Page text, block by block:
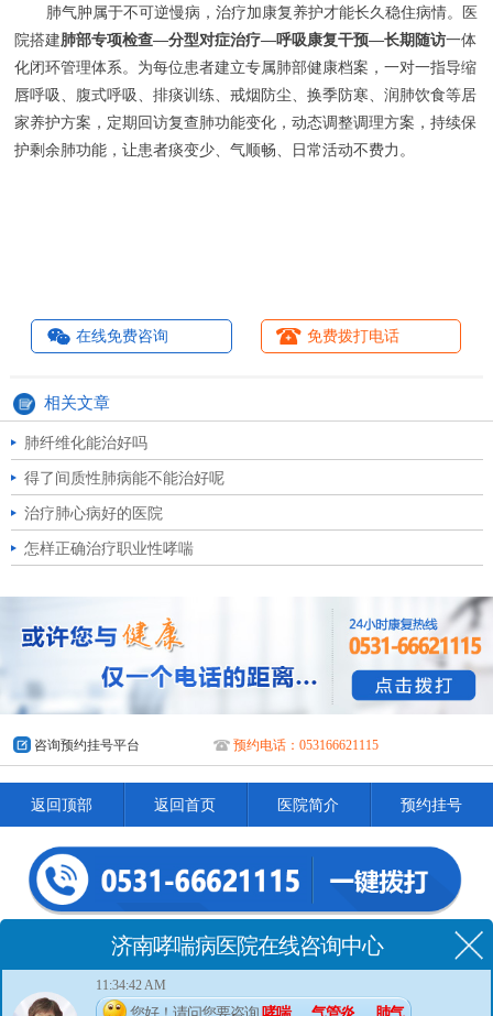
肺气肿属于不可逆慢病，治疗加康复养护才能长久稳住病情。医
院搭建肺部专项检查—分型对症治疗—呼吸康复干预—长期随访一体
化闭环管理体系。为每位患者建立专属肺部健康档案，一对一指导缩
唇呼吸、腹式呼吸、排痰训练、戒烟防尘、换季防寒、润肺饮食等居
家养护方案，定期回访复查肺功能变化，动态调整调理方案，持续保
护剩余肺功能，让患者痰变少、气顺畅、日常活动不费力。
在线免费咨询 免费拨打电话
相关文章
肺纤维化能治好吗
得了间质性肺病能不能治好呢
治疗肺心病好的医院
怎样正确治疗职业性哮喘
咨询预约挂号平台 预约电话：053166621115
返回顶部 返回首页 医院简介 预约挂号
门诊时间(节假日无休)
山东省济南市市中区英雄山路412号-1
济南哮喘病医院在线咨询中心
11:34:42 AM